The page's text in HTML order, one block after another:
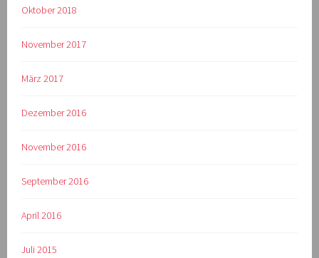
Oktober 2018
November 2017
März 2017
Dezember 2016
November 2016
September 2016
April 2016
Juli 2015